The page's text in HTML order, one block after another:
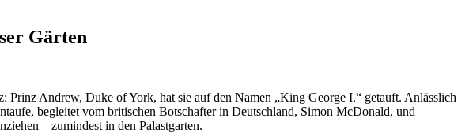
Gärten
Prinz Andrew, Duke of York, hat sie auf den Namen „King George I.“ getauft. Anlässlich
begleitet vom britischen Botschafter in Deutschland, Simon McDonald, und
– zumindest in den Palastgarten.